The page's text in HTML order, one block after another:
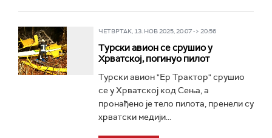
ЧЕТВРТАК, 13. НОВ 2025, 20:07 -> 20:56
Турски авион се срушио у
Хрватској, погинуо пилот
Турски авион "Ер Трактор" срушио
се у Хрватској код Сења, а
пронађено је тело пилота, пренели су
хрватски медији...